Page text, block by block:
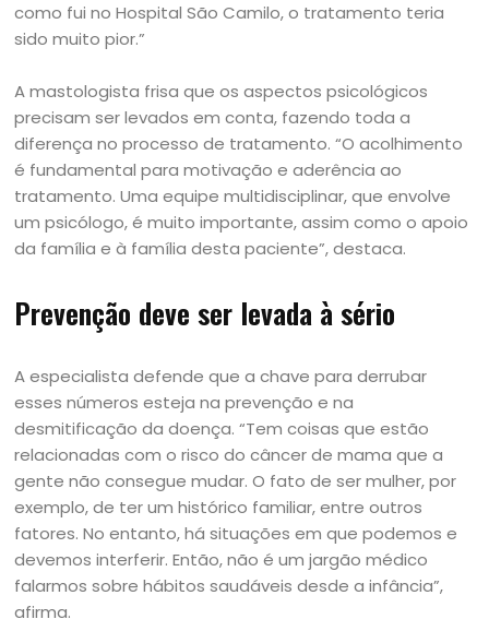
como fui no Hospital São Camilo, o tratamento teria
sido muito pior.”
A mastologista frisa que os aspectos psicológicos
precisam ser levados em conta, fazendo toda a
diferença no processo de tratamento. “O acolhimento
é fundamental para motivação e aderência ao
tratamento. Uma equipe multidisciplinar, que envolve
um psicólogo, é muito importante, assim como o apoio
da família e à família desta paciente”, destaca.
Prevenção deve ser levada à sério
A especialista defende que a chave para derrubar
esses números esteja na prevenção e na
desmitificação da doença. “Tem coisas que estão
relacionadas com o risco do câncer de mama que a
gente não consegue mudar. O fato de ser mulher, por
exemplo, de ter um histórico familiar, entre outros
fatores. No entanto, há situações em que podemos e
devemos interferir. Então, não é um jargão médico
falarmos sobre hábitos saudáveis desde a infância”,
afirma.